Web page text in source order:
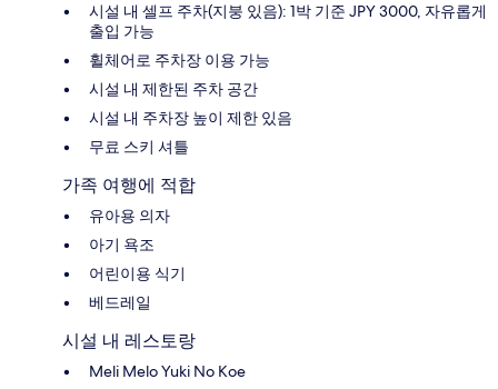
시설 내 셀프 주차(지붕 있음): 1박 기준 JPY 3000, 자유롭게
출입 가능
휠체어로 주차장 이용 가능
시설 내 제한된 주차 공간
시설 내 주차장 높이 제한 있음
무료 스키 셔틀
가족 여행에 적합
유아용 의자
아기 욕조
어린이용 식기
베드레일
시설 내 레스토랑
Meli Melo Yuki No Koe